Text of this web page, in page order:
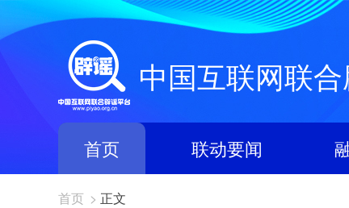
中国互联网联
首页 联动要闻
首页 > 正文